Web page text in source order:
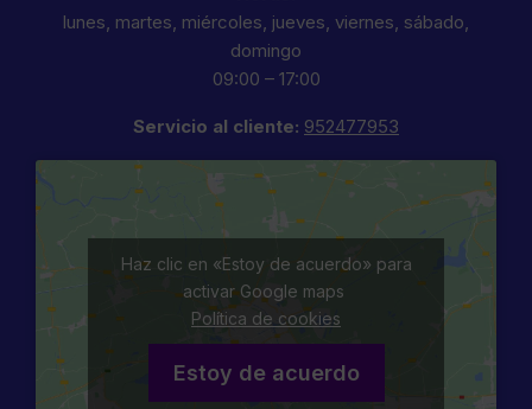
lunes, martes, miércoles, jueves, viernes, sábado,
domingo
09:00 – 17:00
Servicio al cliente: 952477953
Haz clic en «Estoy de acuerdo» para
activar Google maps
Política de cookies
Estoy de acuerdo